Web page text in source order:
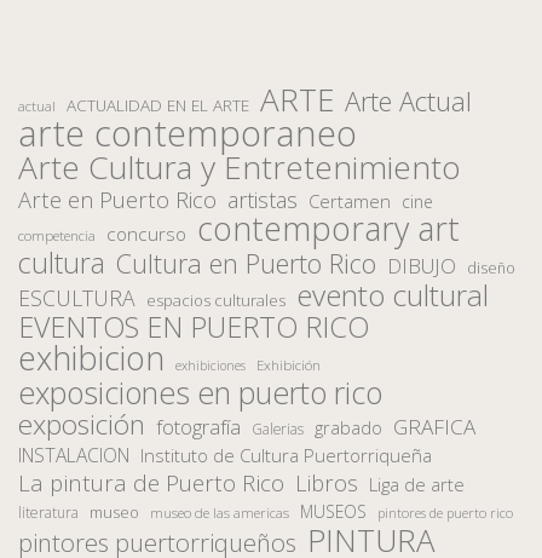
actual ACTUALIDAD EN EL ARTE ARTE Arte Actual
arte contemporaneo
Arte Cultura y Entretenimiento
Arte en Puerto Rico artistas Certamen cine
competencia concurso contemporary art
cultura Cultura en Puerto Rico DIBUJO diseño
ESCULTURA espacios culturales evento cultural
EVENTOS EN PUERTO RICO
exhibicion exhibiciones Exhibición
exposiciones en puerto rico
exposición fotografía Galerias grabado GRAFICA
INSTALACION Instituto de Cultura Puertorriqueña
La pintura de Puerto Rico Libros Liga de arte
literatura museo museo de las americas MUSEOS pintores de puerto rico
pintores puertorriqueños PINTURA